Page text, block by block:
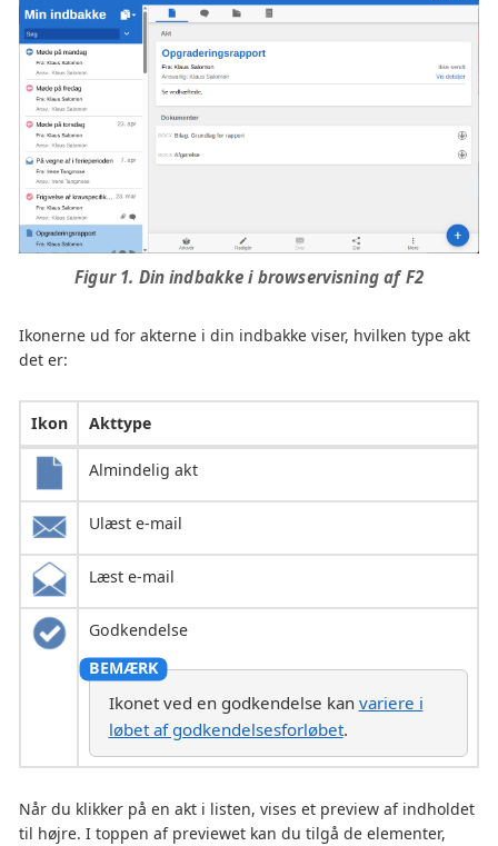
Figur 1. Din indbakke i browservisning af F2
Ikonerne ud for akterne i din indbakke viser, hvilken type akt
det er:
Ikon Akttype
Almindelig akt
Ulæst e-mail
Læst e-mail
Godkendelse
Ikonet ved en godkendelse kan variere i
løbet af godkendelsesforløbet.
Når du klikker på en akt i listen, vises et preview af indholdet
til højre. I toppen af previewet kan du tilgå de elementer,